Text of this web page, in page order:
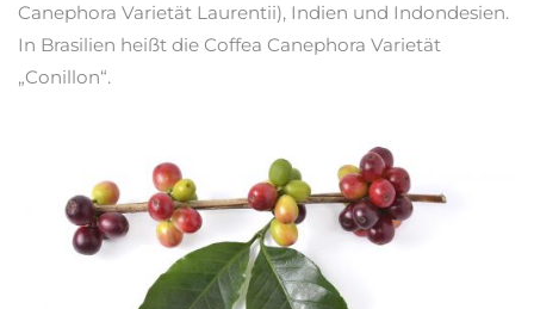
Canephora Varietät Laurentii), Indien und Indondesien.
In Brasilien heißt die Coffea Canephora Varietät
„Conillon“.